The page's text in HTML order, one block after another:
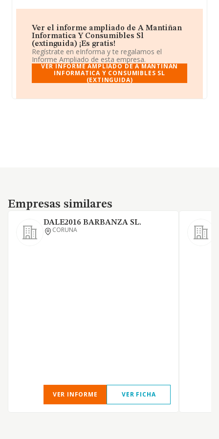
Ver el informe ampliado de A Mantiñan
Informatica Y Consumibles Sl
(extinguida) ¡Es gratis!
Regístrate en eInforma y te regalamos el
Informe Ampliado de esta empresa.
VER INFORME AMPLIADO DE A MANTIÑAN
INFORMATICA Y CONSUMIBLES SL
(EXTINGUIDA)
Empresas similares
Empresas similares
DALE2016 BARBANZA SL.
CORUNA
VER INFORME VER FICHA